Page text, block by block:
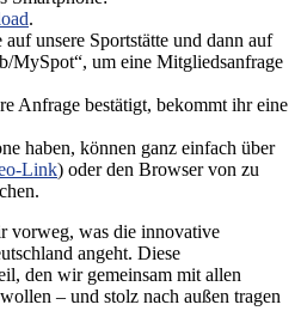
.
unsere Sportstätte und dann auf
MySpot“, um eine Mitgliedsanfrage
Anfrage bestätigt, bekommt ihr eine
haben, können ganz einfach über
Link) oder den Browser von zu
vorweg, was die innovative
angeht. Diese
den wir gemeinsam mit allen
– und stolz nach außen tragen